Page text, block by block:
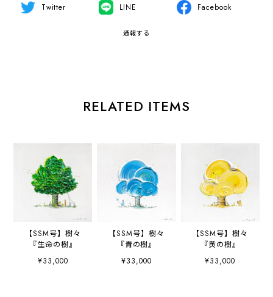
Twitter LINE Facebook
通報する
RELATED ITEMS
【SSM号】樹々
『生命の樹』
¥33,000
【SSM号】樹々
『青の樹』
¥33,000
【SSM号】樹々
『黄の樹』
¥33,000